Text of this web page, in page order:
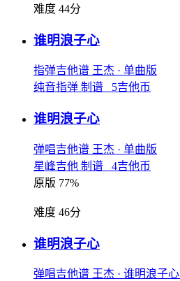
难度 44分
谁明浪子心
指弹吉他谱 王杰 · 单曲版
纯音指弹 制谱 5吉他币
谁明浪子心
弹唱吉他谱 王杰 · 单曲版
星峰吉他 制谱 4吉他币
原版 77%
难度 46分
谁明浪子心
弹唱吉他谱 王杰 · 谁明浪子心